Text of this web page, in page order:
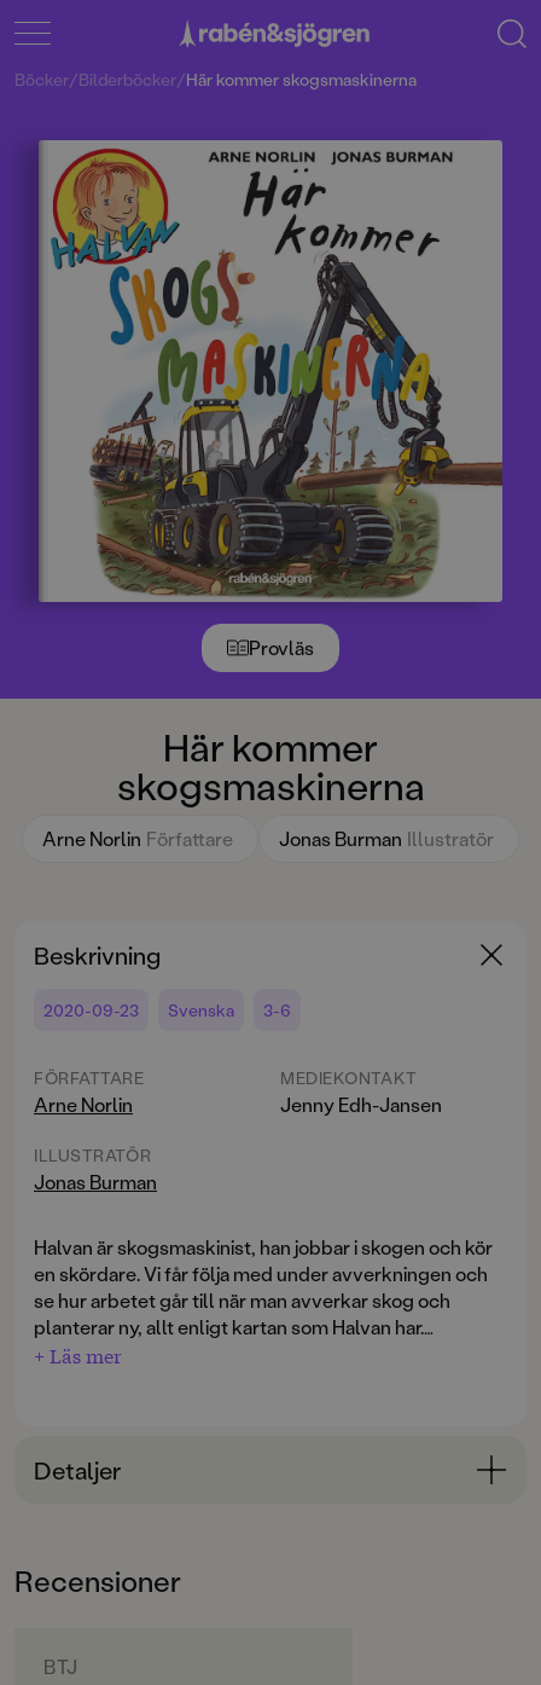
Provläs
Här kommer
skogsmaskinerna
Arne Norlin Författare Jonas Burman Illustratör
Böcker/Bilderböcker/Här kommer skogsmaskinerna
Beskrivning
2020-09-23 Svenska 3-6
FÖRFATTARE
Arne Norlin
ILLUSTRATÖR
Jonas Burman
MEDIEKONTAKT
Jenny Edh-Jansen
Halvan är skogsmaskinist, han jobbar i skogen och kör
en skördare. Vi får följa med under avverkningen och
se hur arbetet går till när man avverkar skog och
planterar ny, allt enligt kartan som Halvan har.
skalar av bark och grenar för att sen kapa träden i
lämpliga längder som den märker upp med sprejfärg
Spännande och lärorik berättelse om skogen och livet
+ Läs mer
Detaljer
3-6
Svenska
Recensioner
BTJ